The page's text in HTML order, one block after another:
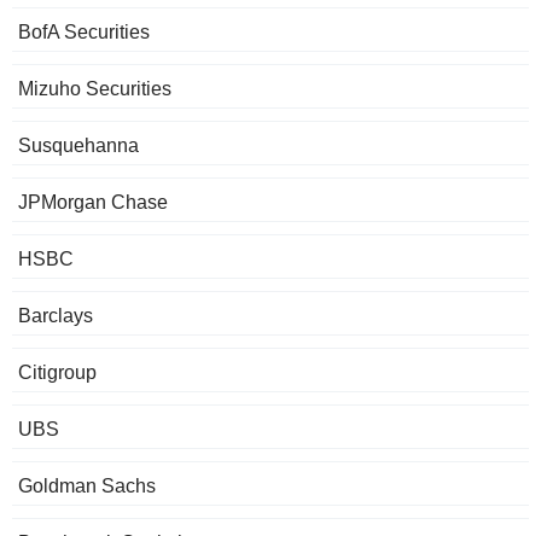
BofA Securities
Mizuho Securities
Susquehanna
JPMorgan Chase
HSBC
Barclays
Citigroup
UBS
Goldman Sachs